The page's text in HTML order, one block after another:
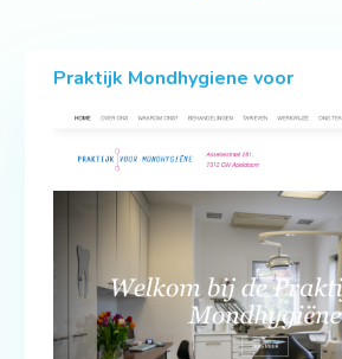
Praktijk Mondhygiene voor